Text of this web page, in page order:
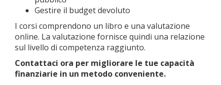
Gestire il budget devoluto
I corsi comprendono un libro e una valutazione
online. La valutazione fornisce quindi una relazione
sul livello di competenza raggiunto.
Contattaci ora per migliorare le tue capacità
finanziarie in un metodo conveniente.